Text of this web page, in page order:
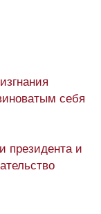
себя
президента и